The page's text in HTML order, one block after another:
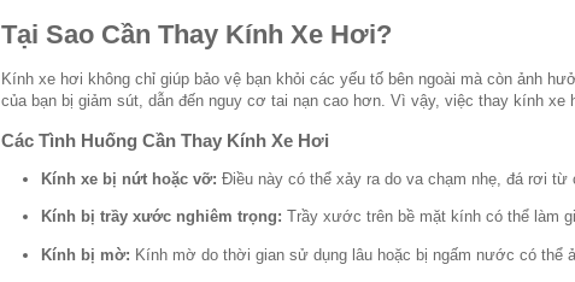
Tại Sao Cần Thay Kính Xe Hơi?
Kính xe hơi không chỉ giúp bảo vệ bạn khỏi các yếu tố bên ngoài mà còn ảnh
của bạn bị giảm sút, dẫn đến nguy cơ tai nạn cao hơn. Vì vậy, việc thay kính
Các Tình Huống Cần Thay Kính Xe Hơi
Kính xe bị nứt hoặc vỡ: Điều này có thể xảy ra do va chạm nhẹ, đá rơi
Kính bị trầy xước nghiêm trọng: Trầy xước trên bề mặt kính có thể làm
Kính bị mờ: Kính mờ do thời gian sử dụng lâu hoặc bị ngấm nước có thể